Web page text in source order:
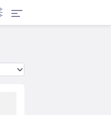
par